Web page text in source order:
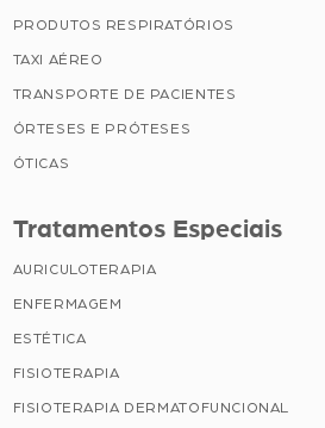
PRODUTOS RESPIRATÓRIOS
TAXI AÉREO
TRANSPORTE DE PACIENTES
ÓRTESES E PRÓTESES
ÓTICAS
Tratamentos Especiais
AURICULOTERAPIA
ENFERMAGEM
ESTÉTICA
FISIOTERAPIA
FISIOTERAPIA DERMATOFUNCIONAL